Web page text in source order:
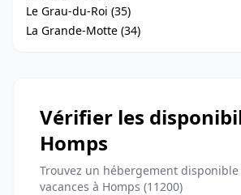
Le Grau-du-Roi (35)
La Grande-Motte (34)
Vérifier les
Homps
Trouvez un hébergement disponible
vacances à Homps (11200)